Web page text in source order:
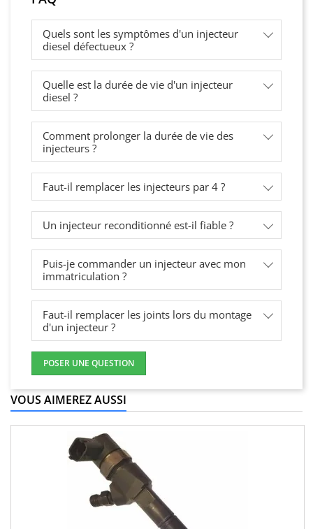
Quels sont les symptômes d'un injecteur
diesel défectueux ?
Quelle est la durée de vie d'un injecteur
diesel ?
Comment prolonger la durée de vie des
injecteurs ?
Faut-il remplacer les injecteurs par 4 ?
Un injecteur reconditionné est-il fiable ?
Puis-je commander un injecteur avec mon
immatriculation ?
Faut-il remplacer les joints lors du montage
d'un injecteur ?
POSER UNE QUESTION
VOUS AIMEREZ AUSSI